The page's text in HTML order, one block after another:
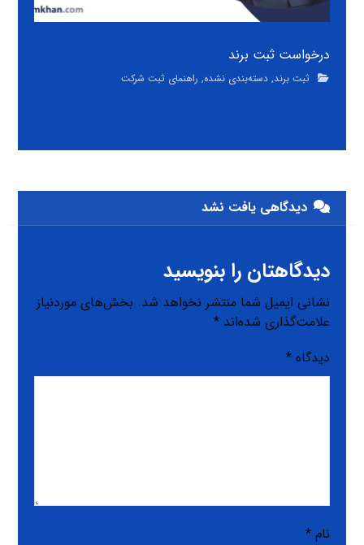
درخواست ثبت برند
ثبت برند,دسته‌بندی نشده, راهنمای ثبت شرکت
دیدگاهی یافت نشد
دیدگاهتان را بنویسید
نشانی ایمیل شما منتشر نخواهد شد. بخش‌های موردنیاز
علامت‌گذاری شده‌اند*
دیدگاه*
نام*